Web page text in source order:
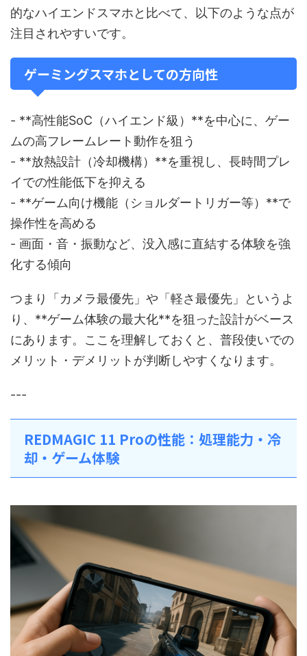
的なハイエンドスマホと比べて、以下のような点が
注目されやすいです。
ゲーミングスマホとしての方向性
- **高性能SoC（ハイエンド級）**を中心に、ゲー
ムの高フレームレート動作を狙う
- **放熱設計（冷却機構）**を重視し、長時間プレ
イでの性能低下を抑える
- **ゲーム向け機能（ショルダートリガー等）**で
操作性を高める
- 画面・音・振動など、没入感に直結する体験を強
化する傾向
つまり「カメラ最優先」や「軽さ最優先」というよ
り、**ゲーム体験の最大化**を狙った設計がベース
にあります。ここを理解しておくと、普段使いでの
メリット・デメリットが判断しやすくなります。
---
REDMAGIC 11 Proの性能：処理能力・冷
却・ゲーム体験